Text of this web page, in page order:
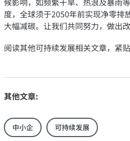
度，全球须于2050年前实现净零排
大幅减碳。让我们共同努力，做出改
阅读其他可持续发展相关文章，紧
其他文章:
中小企 可持续发展